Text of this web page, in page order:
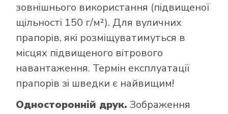
зовнішнього використання (підвищеної
щільності 150 г/м²). Для вуличних
прапорів, які розміщуватимуться в
місцях підвищеного вітрового
навантаження. Термін експлуатації
прапорів зі шведки є найвищим!
Односторонній друк. Зображення